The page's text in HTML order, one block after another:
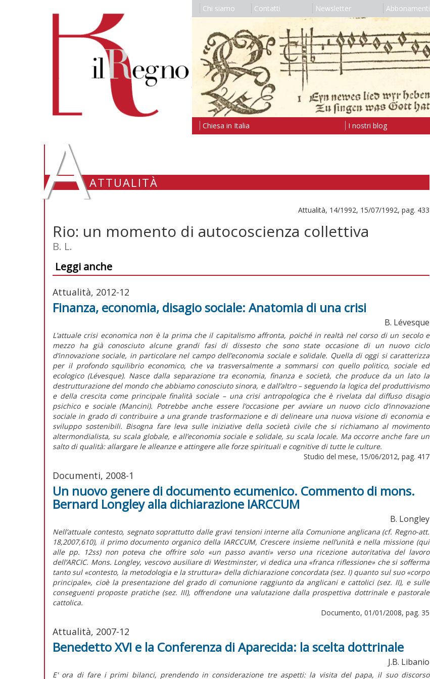
Chi siamo Contatti Newsletter Abbonamenti
Chiesa in Italia I nostri blog
AATTUALITÀ
Attualità, 14/1992, 15/07/1992, pag. 433
Rio: un momento di autocoscienza collettiva
B. L.
Leggi anche
Attualità, 2012-12
Finanza, economia, disagio sociale: Anatomia di una crisi
B. Lévesque
L’attuale crisi economica non è la prima che il capitalismo affronta, poiché in realtà nel corso di un secolo e
mezzo ha già conosciuto alcune grandi fasi di dissesto che sono state occasione di un nuovo ciclo
d’innovazione sociale, in particolare nel campo dell’economia sociale e solidale. Quella di oggi si caratterizza
per il profondo squilibrio economico, che va trasversalmente a sommarsi con quello politico, sociale ed
ecologico (Lévesque). Nasce dalla separazione tra economia, finanza e società, che produce da un lato la
destrutturazione del mondo che abbiamo conosciuto sinora, e dall’altro – seguendo la logica del produttivismo
e della crescita come principale finalità sociale – una crisi antropologica che è rivelata dal diffuso disagio
psichico e sociale (Mancini). Potrebbe anche essere l’occasione per avviare un nuovo ciclo d’innovazione
sociale in grado di contribuire a una grande trasformazione e di delineare una nuova visione di economia e
sviluppo sostenibili. Bisogna fare leva sulle iniziative della società civile che si richiamano al movimento
altermondialista, su scala globale, e all’economia sociale e solidale, su scala locale. Ma occorre anche fare un
salto di qualità: allargare le alleanze e attingere alle forze spirituali e cognitive di tutte le culture.
Studio del mese, 15/06/2012, pag. 417
Documenti, 2008-1
Un nuovo genere di documento ecumenico. Commento di mons.
Bernard Longley alla dichiarazione IARCCUM
B. Longley
Nell’attuale contesto, segnato soprattutto dalle gravi tensioni interne alla Comunione anglicana (cf. Regno-att.
18,2007,610), il primo documento organico della IARCCUM, Crescere insieme nell’unità e nella missione (qui
alle pp. 12ss) non poteva che offrire solo «un passo avanti» verso una ricezione autoritativa del lavoro
dell’ARCIC. Mons. Longley, vescovo ausiliare di Westminster, vi dedica una «franca riflessione» che si sofferma
tanto sul «contesto, la metodologia e la struttura» della dichiarazione concordata (sez. I) quanto sul suo «corpo
principale», cioè la presentazione del grado di comunione raggiunto da anglicani e cattolici (sez. II), e sulle
conseguenti proposte pratiche (sez. III), offrendone una valutazione dalla prospettiva dottrinale e pastorale
cattolica.
Documento, 01/01/2008, pag. 35
Attualità, 2007-12
Benedetto XVI e la Conferenza di Aparecida: la scelta dottrinale
J.B. Libanio
E' ora di fare i primi bilanci, prendendo in considerazione tre aspetti: la visita del papa, il suo discorso